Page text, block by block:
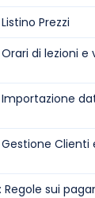
Prezzi
di lezioni e
Clienti
Regole sui